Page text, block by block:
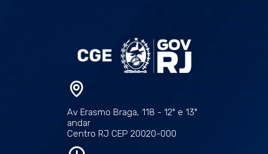
Av Erasmo Braga, 118 - 12º e 13º
andar
Centro RJ CEP 20020-000